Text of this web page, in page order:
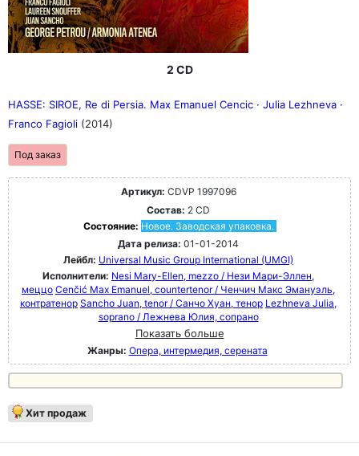
2 CD
HASSE: SIROE, Re di Persia. Max Emanuel Cencic · Julia Lezhneva ·
Franco Fagioli (2014)
Под заказ
Артикул: CDVP 1997096
Состав: 2 CD
Состояние: Новое. Заводская упаковка.
Дата релиза: 01-01-2014
Лейбл: Universal Music Group International (UMGI)
Исполнители: Nesi Mary-Ellen, mezzo / Нези Мари-Эллен,
меццо Cenčić Max Emanuel, countertenor / Ченчич Макс Эмануэль,
контратенор Sancho Juan, tenor / Санчо Хуан, тенор Lezhneva Julia,
soprano / Лежнева Юлия, сопрано
Показать больше
Жанры: Опера, интермедия, серената
Хит продаж